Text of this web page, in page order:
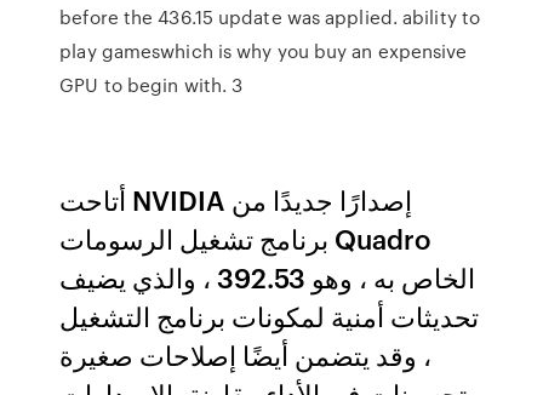
before the 436.15 update was applied. ability to
play gameswhich is why you buy an expensive
GPU to begin with. 3
أتاحت NVIDIA إصدارًا جديدًا من
برنامج تشغيل الرسومات Quadro
الخاص به ، وهو 392.53 ، والذي يضيف
تحديثات أمنية لمكونات برنامج التشغيل
، وقد يتضمن أيضًا إصلاحات صغيرة